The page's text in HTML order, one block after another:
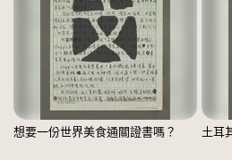
想要一份世界美食通關證書嗎？ 土耳